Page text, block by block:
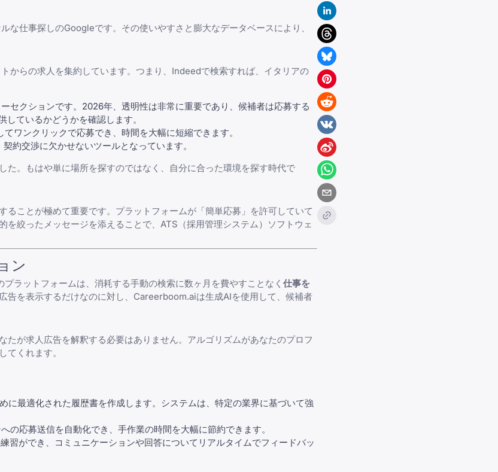
仕事探しのGoogleです。その使いやすさと膨大なデータベースにより、
からの求人を集約しています。つまり、Indeedで検索すれば、イタリアの
セクションです。2026年、透明性は非常に重要であり、候補者は応募する
ているかどうかを確認します。
ワンクリックで応募でき、時間を大幅に短縮できます。
約交渉に欠かせないツールとなっています。
た。もはや単に場所を探すのではなく、自分に合った環境を探す時代で
る ことが極めて重要です。プラットフォームが「簡単応募」を許可していて
絞ったメッセージを添えることで、ATS（採用管理システム）ソフトウェ
ン
ラットフォームは、消耗する手動の検索に数ヶ月を費やすことなく 仕事を
告を表示するだけなのに対し、Careerboom.aiは生成AIを使用して、候補者
が求人広告を解釈する必要はありません。アルゴリズムがあなたのプロフ
てくれます。
に最適化された履歴書を作成します。システムは、特定の業界に基づいて強
の応募送信を自動化でき、手作業の時間を大幅に節約できます。
習ができ、コミュニケーションや回答についてリアルタイムでフィードバッ